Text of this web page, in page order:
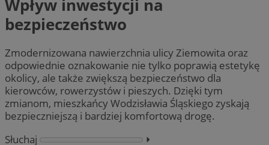
Wpływ inwestycji na
bezpieczeństwo
Zmodernizowana nawierzchnia ulicy Ziemowita oraz
odpowiednie oznakowanie nie tylko poprawią estetykę
okolicy, ale także zwiększą bezpieczeństwo dla
kierowców, rowerzystów i pieszych. Dzięki tym
zmianom, mieszkańcy Wodzisławia Śląskiego zyskają
bezpieczniejszą i bardziej komfortową drogę.
Słuchaj
⏵︎